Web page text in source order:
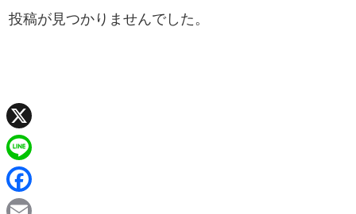
投稿が見つかりませんでした。
X
L
F